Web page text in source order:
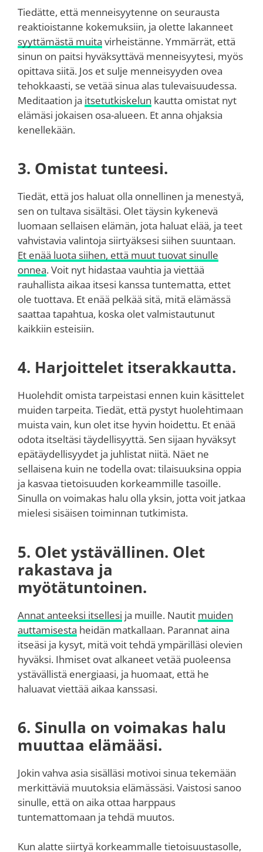
Tiedätte, että menneisyytenne on seurausta
reaktioistanne kokemuksiin, ja olette lakanneet
syyttämästä muita virheistänne. Ymmärrät, että
sinun on paitsi hyväksyttävä menneisyytesi, myös
opittava siitä. Jos et sulje menneisyyden ovea
tehokkaasti, se vetää sinua alas tulevaisuudessa.
Meditaation ja itsetutkiskelun kautta omistat nyt
elämäsi jokaisen osa-alueen. Et anna ohjaksia
kenellekään.
3. Omistat tunteesi.
Tiedät, että jos haluat olla onnellinen ja menestyä,
sen on tultava sisältäsi. Olet täysin kykenevä
luomaan sellaisen elämän, jota haluat elää, ja teet
vahvistavia valintoja siirtyäksesi siihen suuntaan.
Et enää luota siihen, että muut tuovat sinulle
onnea. Voit nyt hidastaa vauhtia ja viettää
rauhallista aikaa itsesi kanssa tuntematta, ettet
ole tuottava. Et enää pelkää sitä, mitä elämässä
saattaa tapahtua, koska olet valmistautunut
kaikkiin esteisiin.
4. Harjoittelet itserakkautta.
Huolehdit omista tarpeistasi ennen kuin käsittelet
muiden tarpeita. Tiedät, että pystyt huolehtimaan
muista vain, kun olet itse hyvin hoidettu. Et enää
odota itseltäsi täydellisyyttä. Sen sijaan hyväksyt
epätäydellisyydet ja juhlistat niitä. Näet ne
sellaisena kuin ne todella ovat: tilaisuuksina oppia
ja kasvaa tietoisuuden korkeammille tasoille.
Sinulla on voimakas halu olla yksin, jotta voit jatkaa
mielesi sisäisen toiminnan tutkimista.
5. Olet ystävällinen. Olet
rakastava ja
myötätuntoinen.
Annat anteeksi itsellesi ja muille. Nautit muiden
auttamisesta heidän matkallaan. Parannat aina
itseäsi ja kysyt, mitä voit tehdä ympärilläsi olevien
hyväksi. Ihmiset ovat alkaneet vetää puoleensa
ystävällistä energiaasi, ja huomaat, että he
haluavat viettää aikaa kanssasi.
6. Sinulla on voimakas halu
muuttaa elämääsi.
Jokin vahva asia sisälläsi motivoi sinua tekemään
merkittäviä muutoksia elämässäsi. Vaistosi sanoo
sinulle, että on aika ottaa harppaus
tuntemattomaan ja tehdä muutos.
Kun alatte siirtyä korkeammalle tietoisuustasolle,